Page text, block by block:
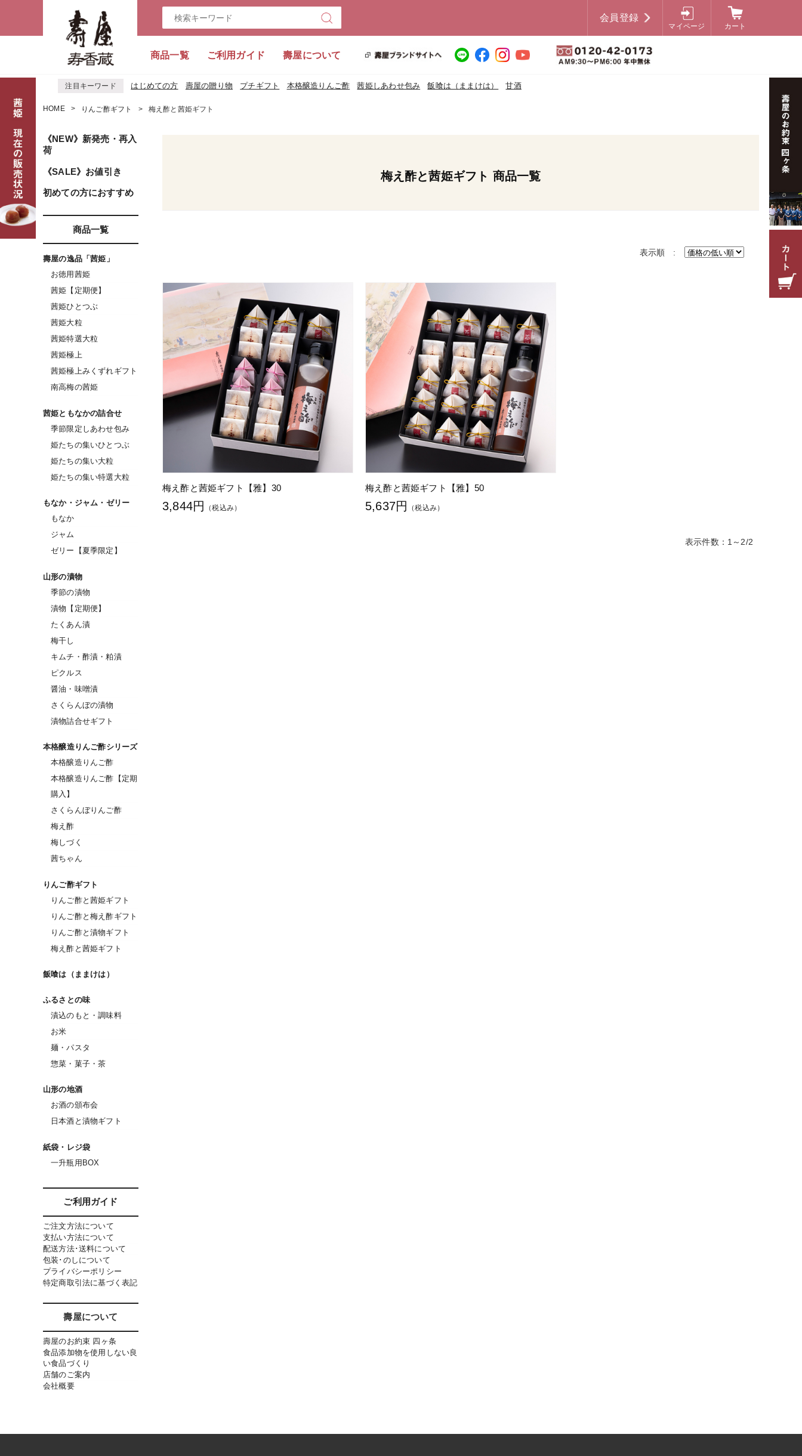
会員登録
マイページ カート
商品一覧 ご利用ガイド 壽屋について
注目キーワード はじめての方 壽屋の贈り物 プチギフト 本格醸造りんご酢 茜姫しあわせ包み 飯喰は（ままけは） 甘酒
HOME りんご酢ギフト 梅え酢と茜姫ギフト
梅え酢と茜姫ギフト 商品一覧
表示順 :
梅え酢と茜姫ギフト【雅】30
3,844円 （税込み）
梅え酢と茜姫ギフト【雅】50
5,637円 （税込み）
表示件数：1～2/2
《NEW》新発売・再入
荷
《SALE》お値引き
初めての方におすすめ
商品一覧
壽屋の逸品「茜姫」
お徳用茜姫
茜姫【定期便】
茜姫ひとつぶ
茜姫大粒
茜姫特選大粒
茜姫極上
茜姫極上みくずれギフト
南高梅の茜姫
茜姫ともなかの詰合せ
季節限定しあわせ包み
姫たちの集いひとつぶ
姫たちの集い大粒
姫たちの集い特選大粒
もなか・ジャム・ゼリー
もなか
ジャム
ゼリー【夏季限定】
山形の漬物
季節の漬物
漬物【定期便】
たくあん漬
梅干し
キムチ・酢漬・粕漬
ピクルス
醤油・味噌漬
さくらんぼの漬物
漬物詰合せギフト
本格醸造りんご酢シリーズ
本格醸造りんご酢
本格醸造りんご酢【定期
購入】
さくらんぼりんご酢
梅え酢
梅しづく
茜ちゃん
りんご酢ギフト
りんご酢と茜姫ギフト
りんご酢と梅え酢ギフト
りんご酢と漬物ギフト
梅え酢と茜姫ギフト
飯喰は（ままけは）
ふるさとの味
漬込のもと・調味料
お米
麺・パスタ
惣菜・菓子・茶
山形の地酒
お酒の頒布会
日本酒と漬物ギフト
紙袋・レジ袋
一升瓶用BOX
ご利用ガイド
ご注文方法について
支払い方法について
配送方法･送料について
包装･のしについて
プライバシーポリシー
特定商取引法に基づく表記
壽屋について
壽屋のお約束 四ヶ条
食品添加物を使用しない良
い食品づくり
店舗のご案内
会社概要